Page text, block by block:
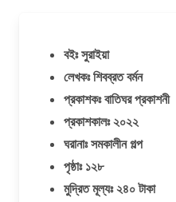
বইঃ সুরাইয়া
লেখকঃ শিবব্রত বর্মন
প্রকাশকঃ বাতিঘর প্রকাশনী
প্রকাশকালঃ ২০২২
ঘরানাঃ সমকালীন গল্প
পৃষ্ঠাঃ ১২৮
মুদ্রিত মূল্যঃ ২৪০ টাকা